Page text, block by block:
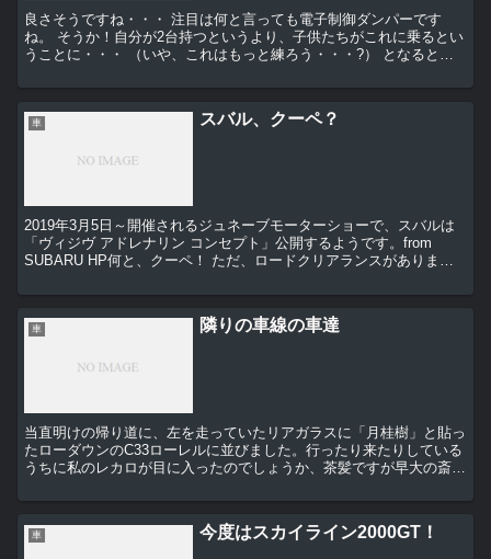
良さそうですね・・・ 注目は何と言っても電子制御ダンパーです
ね。 そうか！自分が2台持つというより、子供たちがこれに乗るとい
うことに・・・ （いや、これはもっと練ろう・・・?） となると自
車 スバル、クーペ？
2019年3月5日～開催されるジュネーブモーターショーで、スバルは
「ヴィジヴ アドレナリン コンセプト」公開するようです。from
SUBARU HP何と、クーペ！ ただ、ロードクリアランスがあります
車 隣りの車線の車達
当直明けの帰り道に、左を走っていたリアガラスに「月桂樹」と貼っ
たローダウンのC33ローレルに並びました。行ったり来たりしている
うちに私のレカロが目に入ったのでしょうか、茶髪ですが早大の斎藤
車 今度はスカイライン2000GT！